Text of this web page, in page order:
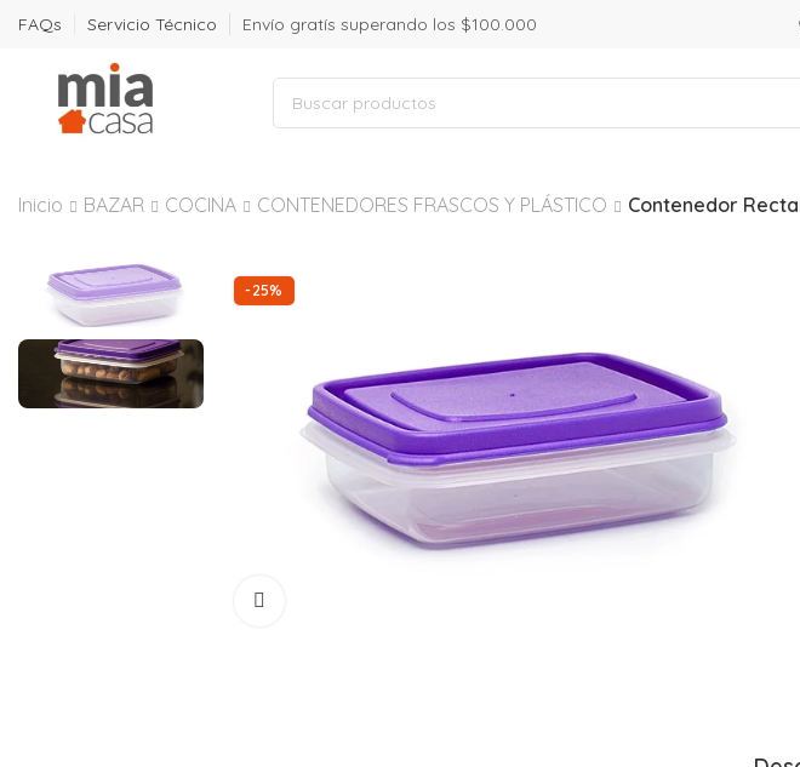
FAQs Servicio Técnico Envío gratís superando los $100.000
Inicio BAZAR COCINA CONTENEDORES FRASCOS Y PLÁSTICO Contenedor
-25%